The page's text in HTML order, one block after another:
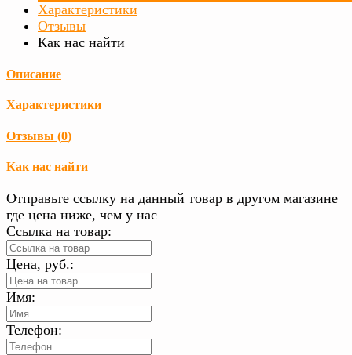
Характеристики
Отзывы
Как нас найти
Описание
Характеристики
Отзывы (0)
Как нас найти
Отправьте ссылку на данный товар в другом магазине
где цена ниже, чем у нас
Ссылка на товар:
Цена, руб.:
Имя:
Телефон: